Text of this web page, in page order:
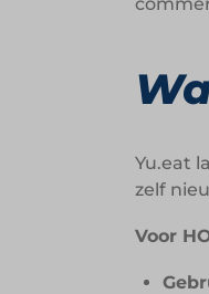
Yu.eat
zelf
Voor